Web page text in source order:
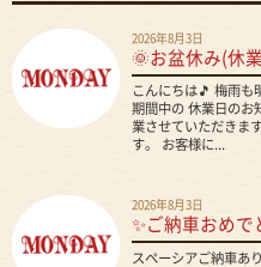
2026年8月3日
🌞お盆休み(休
こんにちは🎵 梅雨も
期間中の 休業日のお
業させていただきま
す。 お客様に...
2026年8月3日
✨ご納車おめで
スペーシアご納車あ